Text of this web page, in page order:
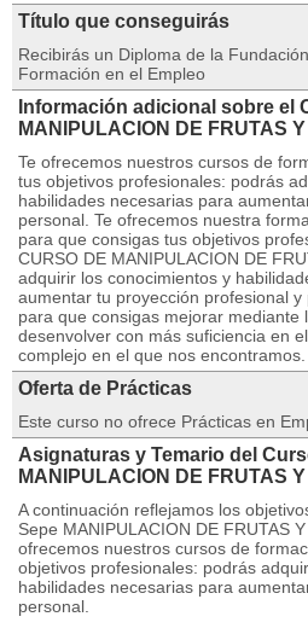
Título que conseguirás
Recibirás un Diploma de la
Formación en el Empleo
Información adicional sobre el
MANIPULACION DE FRUTAS
Te ofrecemos nuestros cursos de
tus objetivos profesionales: podrás
habilidades necesarias para
personal. Te ofrecemos nuestra
para que consigas tus objetivos
CURSO DE MANIPULACION DE
adquirir los conocimientos y
aumentar tu proyección profesional
para que consigas mejorar mediante
desenvolver con más suficiencia en
complejo en el que nos encontramos.
Oferta de Prácticas
Este curso no ofrece Prácticas en
Asignaturas y Temario del
MANIPULACION DE FRUTAS
A continuación reflejamos los
Sepe MANIPULACION DE FRUTAS
ofrecemos nuestros cursos de
objetivos profesionales: podrás
habilidades necesarias para
personal.